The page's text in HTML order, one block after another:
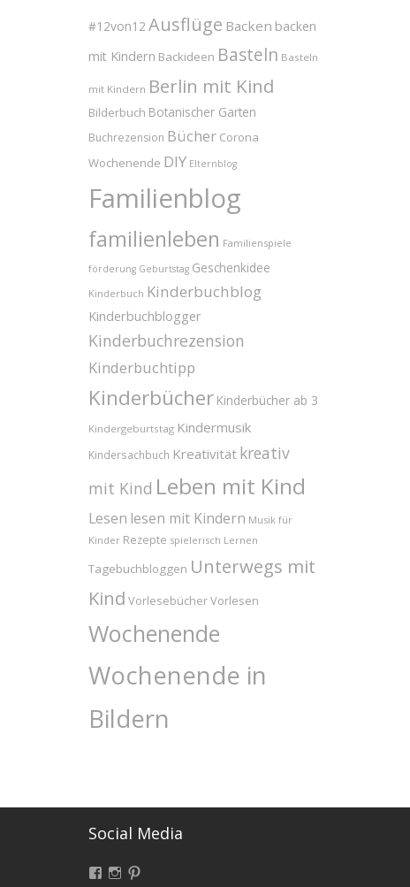
#12von12 Ausflüge Backen backen
mit Kindern Backideen Basteln Basteln
mit Kindern Berlin mit Kind
Bilderbuch Botanischer Garten
Buchrezension Bücher Corona
Wochenende DIY Elternblog
Familienblog
familienleben Familienspiele
förderung Geburtstag Geschenkidee
Kinderbuch Kinderbuchblog
Kinderbuchblogger
Kinderbuchrezension
Kinderbuchtipp
Kinderbücher Kinderbücher ab 3
Kindergeburtstag Kindermusik
Kindersachbuch Kreativität kreativ
mit Kind Leben mit Kind
Lesen lesen mit Kindern Musik für
Kinder Rezepte spielerisch Lernen
Tagebuchbloggen Unterwegs mit
Kind VorlesebücherVorlesen
Wochenende
Wochenende in
Bildern
Social Media
Facebook
Instagram
Pinterest